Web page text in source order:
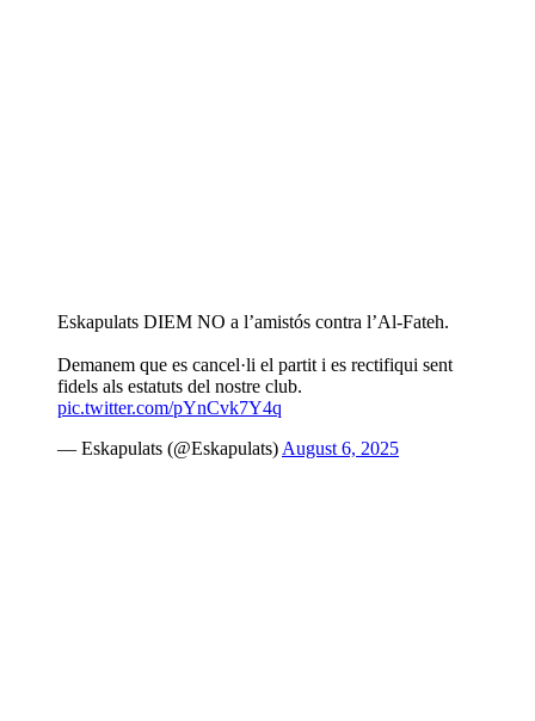
Eskapulats DIEM NO a l’amistós contra l’Al-Fateh.
Demanem que es cancel·li el partit i es rectifiqui sent
fidels als estatuts del nostre club.
pic.twitter.com/pYnCvk7Y4q
— Eskapulats (@Eskapulats) August 6, 2025